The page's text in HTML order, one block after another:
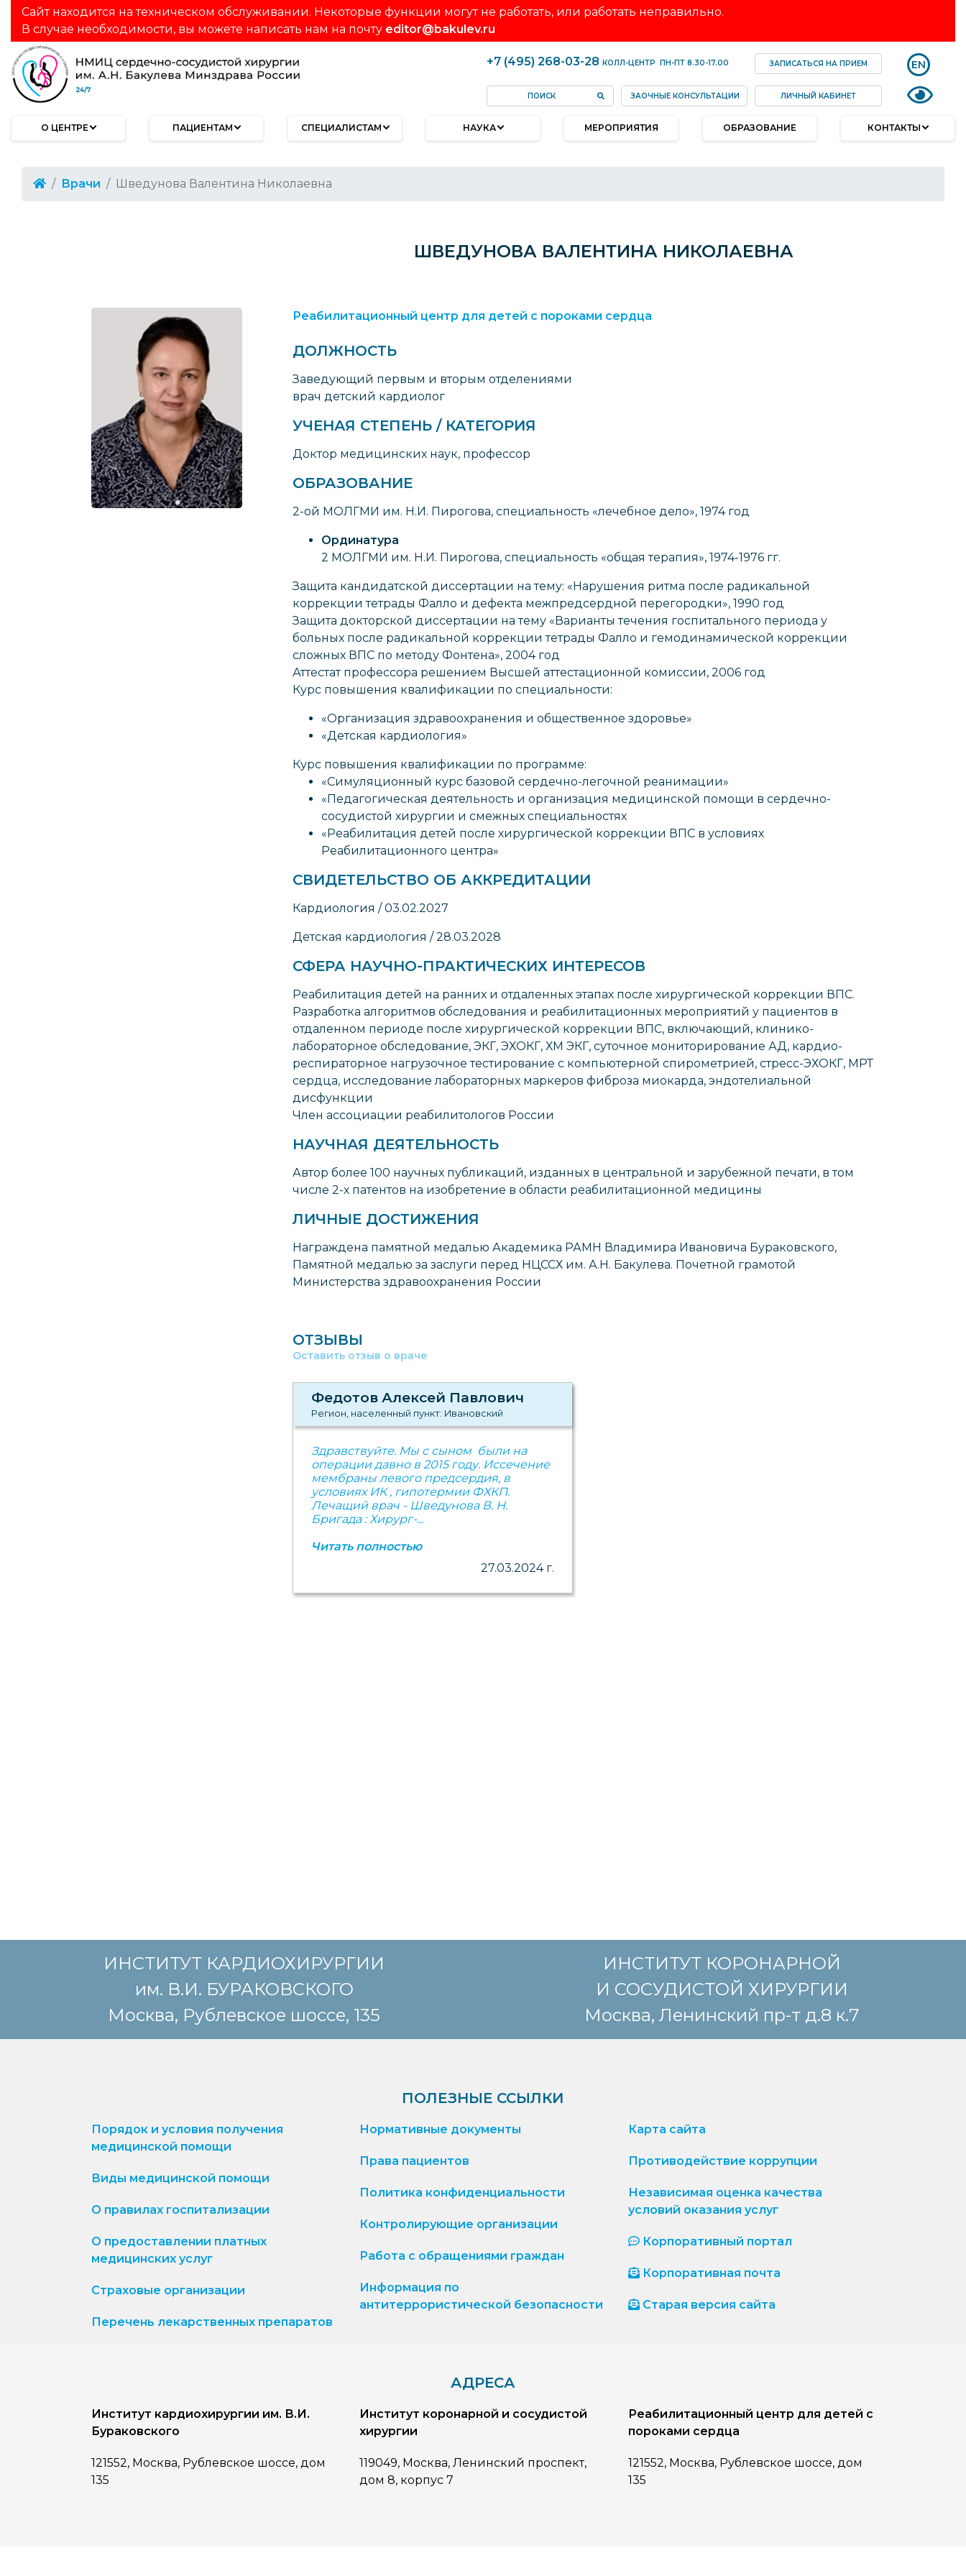
Сайт находится на техническом обслуживании. Некоторые функции могут не работать, или работать неправильно.
В случае необходимости, вы можете написать нам на почту editor@bakulev.ru
+7 (495) 268-03-28 КОЛЛ-ЦЕНТР ПН-ПТ 8.30-17.00 ЗАПИСАТЬСЯ НА ПРИЕМ
ЗАОЧНЫЕ КОНСУЛЬТАЦИИ ЛИЧНЫЙ КАБИНЕТ
EN
О ЦЕНТРЕ ПАЦИЕНТАМ СПЕЦИАЛИСТАМ НАУКА МЕРОПРИЯТИЯ ОБРАЗОВАНИЕ КОНТАКТЫ
Врачи Шведунова Валентина Николаевна
ШВЕДУНОВА ВАЛЕНТИНА НИКОЛАЕВНА
Реабилитационный центр для детей с пороками сердца
ДОЛЖНОСТЬ
Заведующий первым и вторым отделениями
врач детский кардиолог
УЧЕНАЯ СТЕПЕНЬ / КАТЕГОРИЯ
Доктор медицинских наук, профессор
ОБРАЗОВАНИЕ
2-ой МОЛГМИ им. Н.И. Пирогова, специальность «лечебное дело», 1974 год
Ординатура
2 МОЛГМИ им. Н.И. Пирогова, специальность «общая терапия», 1974-1976 гг.
Защита кандидатской диссертации на тему: «Нарушения ритма после радикальной
коррекции тетрады Фалло и дефекта межпредсердной перегородки», 1990 год
Защита докторской диссертации на тему «Варианты течения госпитального периода у
больных после радикальной коррекции тетрады Фалло и гемодинамической коррекции
сложных ВПС по методу Фонтена», 2004 год
Аттестат профессора решением Высшей аттестационной комиссии, 2006 год
Курс повышения квалификации по специальности:
«Организация здравоохранения и общественное здоровье»
«Детская кардиология»
Курс повышения квалификации по программе:
«Симуляционный курс базовой сердечно-легочной реанимации»
«Педагогическая деятельность и организация медицинской помощи в сердечно-
сосудистой хирургии и смежных специальностях
«Реабилитация детей после хирургической коррекции ВПС в условиях
Реабилитационного центра»
СВИДЕТЕЛЬСТВО ОБ АККРЕДИТАЦИИ
Кардиология / 03.02.2027
Детская кардиология / 28.03.2028
СФЕРА НАУЧНО-ПРАКТИЧЕСКИХ ИНТЕРЕСОВ
Реабилитация детей на ранних и отдаленных этапах после хирургической коррекции ВПС.
Разработка алгоритмов обследования и реабилитационных мероприятий у пациентов в
отдаленном периоде после хирургической коррекции ВПС, включающий, клинико-
лабораторное обследование, ЭКГ, ЭХОКГ, ХМ ЭКГ, суточное мониторирование АД, кардио-
респираторное нагрузочное тестирование с компьютерной спирометрией, стресс-ЭХОКГ, МРТ
сердца, исследование лабораторных маркеров фиброза миокарда, эндотелиальной
дисфункции
Член ассоциации реабилитологов России
НАУЧНАЯ ДЕЯТЕЛЬНОСТЬ
Автор более 100 научных публикаций, изданных в центральной и зарубежной печати, в том
числе 2-х патентов на изобретение в области реабилитационной медицины
ЛИЧНЫЕ ДОСТИЖЕНИЯ
Награждена памятной медалью Академика РАМН Владимира Ивановича Бураковского,
Памятной медалью за заслуги перед НЦССХ им. А.Н. Бакулева. Почетной грамотой
Министерства здравоохранения России
ОТЗЫВЫ
Оставить отзыв о враче
Федотов Алексей Павлович
Регион, населенный пункт: Ивановский
Здравствуйте. Мы с сыном были на
операции давно в 2015 году. Иссечение
мембраны левого предсердия, в
условиях ИК , гипотермии ФХКП.
Лечащий врач - Шведунова В. Н.
Бригада : Хирург-...
Читать полностью
27.03.2024 г.
ИНСТИТУТ КАРДИОХИРУРГИИ
им. В.И. БУРАКОВСКОГО
Москва, Рублевское шоссе, 135
ИНСТИТУТ КОРОНАРНОЙ
И СОСУДИСТОЙ ХИРУРГИИ
Москва, Ленинский пр-т д.8 к.7
ПОЛЕЗНЫЕ ССЫЛКИ
Порядок и условия получения
медицинской помощи
Виды медицинской помощи
О правилах госпитализации
О предоставлении платных
медицинских услуг
Страховые организации
Перечень лекарственных препаратов
Нормативные документы
Права пациентов
Политика конфиденциальности
Контролирующие организации
Работа с обращениями граждан
Информация по
антитеррористической безопасности
Карта сайта
Противодействие коррупции
Независимая оценка качества
условий оказания услуг
Корпоративный портал
Корпоративная почта
Старая версия сайта
АДРЕСА
Институт кардиохирургии им. В.И.
Бураковского
121552, Москва, Рублевское шоссе, дом
135
Институт коронарной и сосудистой
хирургии
119049, Москва, Ленинский проспект,
дом 8, корпус 7
Реабилитационный центр для детей с
пороками сердца
121552, Москва, Рублевское шоссе, дом
135